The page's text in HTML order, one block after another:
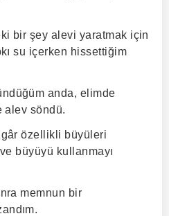
bir şey alevi yaratmak için
su içerken hissettiğim
anda, elimde
alev söndü.
özellikli büyüleri
büyüyü kullanmayı
memnun bir